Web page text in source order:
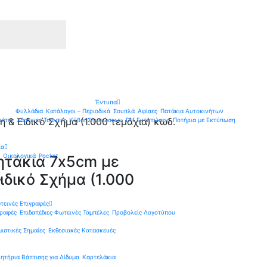
Έντυπα
Φυλλάδια Κατάλογοι – Περιοδικά Σουπλά Αφίσες Πατάκια Αυτοκινήτων
Χάρτινες Τσάντες Κύβοι Σημειώσεων Dtf Εκτυπώσεις Ποτήρια με Εκτύπωση
Οικολογικά Pocket
Επιγραφές
Επιδαπέδιες Φωτεινές Ταμπέλες Προβολείς Λογοτύπου
Σημαίες Εκθεσιακές Κατασκευές
Βάπτισης για Δίδυμα Καρτελάκια
& Ειδικό Σχήμα (1.000 τεμάχια) κωδ.
7x5cm με
Σχήμα (1.000